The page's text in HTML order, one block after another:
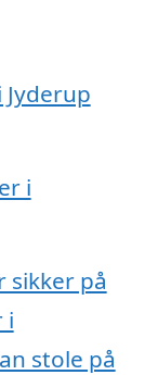
i
på
i
stole på